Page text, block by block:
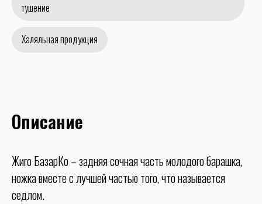
тушение
Халяльная продукция
Описание
Жиго БазарКо – задняя сочная часть молодого барашка,
ножка вместе с лучшей частью того, что называется
седлом.